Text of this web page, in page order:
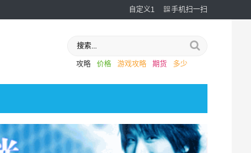
自定义1 手机扫一扫
攻略 价格 游戏攻略 期货 多少